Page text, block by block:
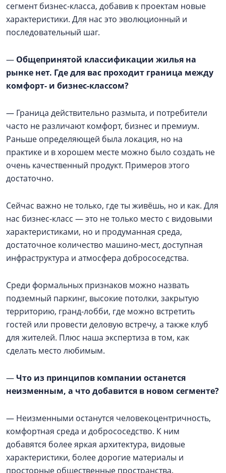
сегмент бизнес-класса, добавив к проектам новые
характеристики. Для нас это эволюционный и
последовательный шаг.
— Общепринятой классификации жилья на
рынке нет. Где для вас проходит граница между
комфорт- и бизнес-классом?
— Граница действительно размыта, и потребители
часто не различают комфорт, бизнес и премиум.
Раньше определяющей была локация, но на
практике и в хорошем месте можно было создать не
очень качественный продукт. Примеров этого
достаточно.
Сейчас важно не только, где ты живёшь, но и как. Для
нас бизнес-класс — это не только место с видовыми
характеристиками, но и продуманная среда,
достаточное количество машино-мест, доступная
инфраструктура и атмосфера добрососедства.
Среди формальных признаков можно назвать
подземный паркинг, высокие потолки, закрытую
территорию, гранд-лобби, где можно встретить
гостей или провести деловую встречу, а также клуб
для жителей. Плюс наша экспертиза в том, как
сделать место любимым.
—Что из принципов компании останется
неизменным, а что добавится в новом сегменте?
— Неизменными останутся человекоцентричность,
комфортная среда и добрососедство. К ним
добавятся более яркая архитектура, видовые
характеристики, более дорогие материалы и
просторные общественные пространства.